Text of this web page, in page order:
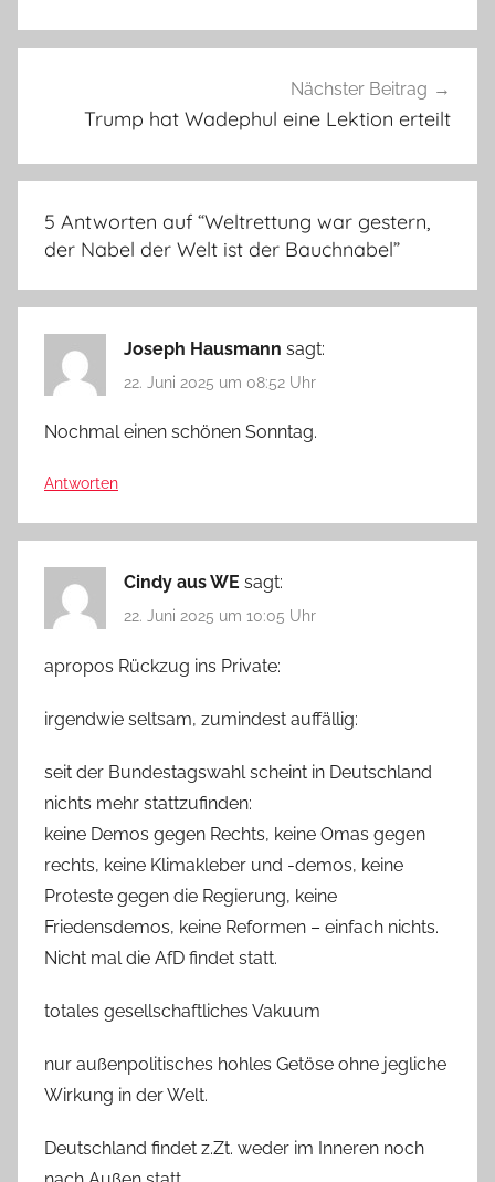
Nächster Beitrag
Trump hat Wadephul eine Lektion erteilt
5 Antworten auf “Weltrettung war gestern,
der Nabel der Welt ist der Bauchnabel”
Joseph Hausmann sagt:
22. Juni 2025 um 08:52 Uhr
Nochmal einen schönen Sonntag.
Antworten
Cindy aus WE sagt:
22. Juni 2025 um 10:05 Uhr
apropos Rückzug ins Private:
irgendwie seltsam, zumindest auffällig:
seit der Bundestagswahl scheint in Deutschland
nichts mehr stattzufinden:
keine Demos gegen Rechts, keine Omas gegen
rechts, keine Klimakleber und -demos, keine
Proteste gegen die Regierung, keine
Friedensdemos, keine Reformen – einfach nichts.
Nicht mal die AfD findet statt.
totales gesellschaftliches Vakuum
nur außenpolitisches hohles Getöse ohne jegliche
Wirkung in der Welt.
Deutschland findet z.Zt. weder im Inneren noch